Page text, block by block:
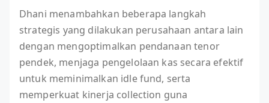
Dhani menambahkan beberapa langkah
strategis yang dilakukan perusahaan antara lain
dengan mengoptimalkan pendanaan tenor
pendek, menjaga pengelolaan kas secara efektif
untuk meminimalkan idle fund, serta
memperkuat kinerja collection guna